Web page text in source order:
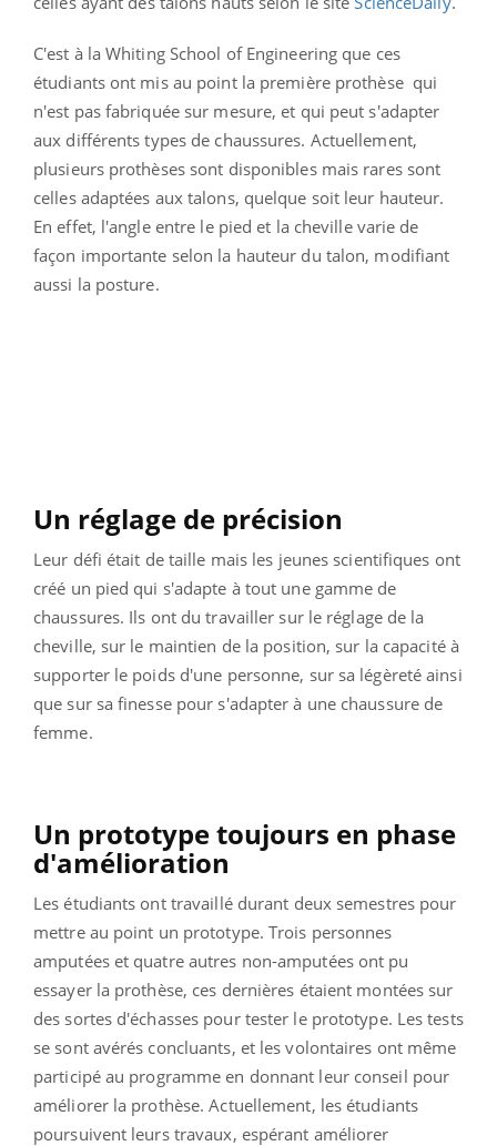
C'est à la Whiting School of Engineering que ces
étudiants ont mis au point la première prothèse qui
n'est pas fabriquée sur mesure, et qui peut s'adapter
aux différents types de chaussures. Actuellement,
plusieurs prothèses sont disponibles mais rares sont
celles adaptées aux talons, quelque soit leur hauteur.
En effet, l'angle entre le pied et la cheville varie de
façon importante selon la hauteur du talon, modifiant
aussi la posture.
Un réglage de précision
Leur défi était de taille mais les jeunes scientifiques ont
créé un pied qui s'adapte à tout une gamme de
chaussures. Ils ont du travailler sur le réglage de la
cheville, sur le maintien de la position, sur la capacité à
supporter le poids d'une personne, sur sa légèreté ainsi
que sur sa finesse pour s'adapter à une chaussure de
femme.
Un prototype toujours en phase
d'amélioration
Les étudiants ont travaillé durant deux semestres pour
mettre au point un prototype. Trois personnes
amputées et quatre autres non-amputées ont pu
essayer la prothèse, ces dernières étaient montées sur
des sortes d'échasses pour tester le prototype. Les tests
se sont avérés concluants, et les volontaires ont même
participé au programme en donnant leur conseil pour
améliorer la prothèse. Actuellement, les étudiants
poursuivent leurs travaux, espérant améliorer